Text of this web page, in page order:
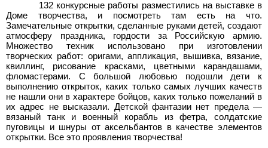
132 конкурсные работы разместились на выставке в
Доме творчества, и посмотреть там есть на что.
Замечательные открытки, сделанные руками детей, создают
атмосферу праздника, гордости за Российскую армию.
Множество техник использовано при изготовлении
творческих работ: оригами, аппликация, вышивка, вязание,
квиллинг, рисование красками, цветными карандашами,
фломастерами. С большой любовью подошли дети к
выполнению открыток, каких только самых лучших качеств
не нашли они в характере бойцов, каких только пожеланий в
их адрес не высказали. Детской фантазии нет предела —
вязаный танк и военный корабль из фетра, солдатские
пуговицы и шнуры от аксельбантов в качестве элементов
открытки. Все это проявления творчества!